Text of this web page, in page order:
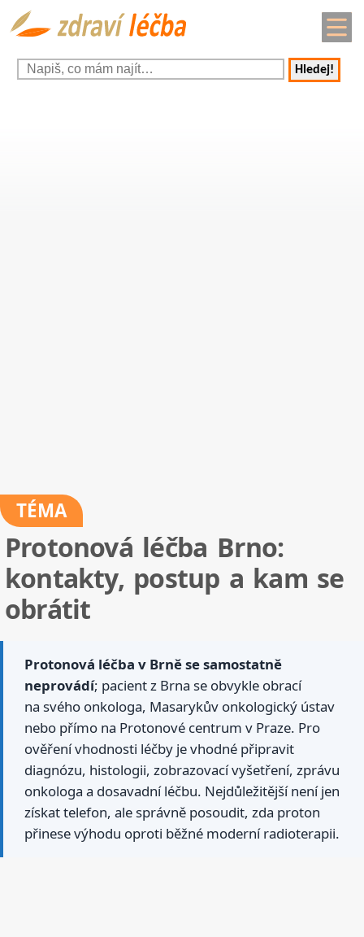
Hledej!
TÉMA
Protonová léčba Brno:
kontakty, postup a kam se
obrátit
Protonová léčba v Brně se samostatně
neprovádí; pacient z Brna se obvykle obrací
na svého onkologa, Masarykův onkologický ústav
nebo přímo na Protonové centrum v Praze. Pro
ověření vhodnosti léčby je vhodné připravit
diagnózu, histologii, zobrazovací vyšetření, zprávu
onkologa a dosavadní léčbu. Nejdůležitější není jen
získat telefon, ale správně posoudit, zda proton
přinese výhodu oproti běžné moderní radioterapii.